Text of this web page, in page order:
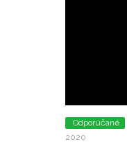
Odporúčané
2020